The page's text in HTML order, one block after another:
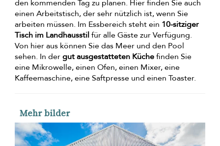
den kommenden Tag zu planen. Hier finden Sie auch
einen Arbeitstisch, der sehr nützlich ist, wenn Sie
arbeiten müssen. Im Essbereich steht ein 10-sitziger
Tisch im Landhausstilfür alle Gäste zur Verfügung.
Von hier aus können Sie das Meer und den Pool
sehen. In dergut ausgestatteten Küchefinden Sie
eine Mikrowelle, einen Ofen, einen Mixer, eine
Kaffeemaschine, eine Saftpresse und einen Toaster.
Mehr bilder